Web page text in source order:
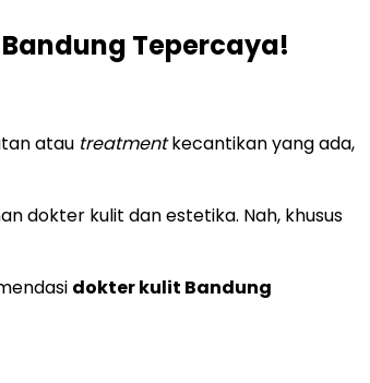
Tepercaya!
atau treatmentkecantikan yang ada,
dokter kulit dan estetika. Nah, khusus
dokter kulit Bandung